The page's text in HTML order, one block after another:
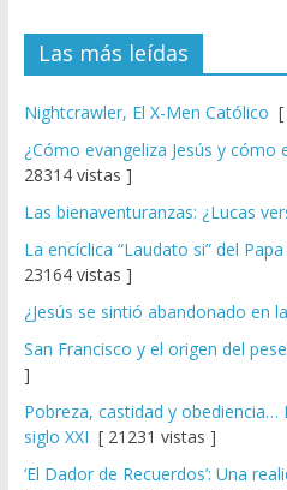
Las más leídas
Nightcrawler, El X-Men Católico [
¿Cómo evangeliza Jesús y cómo
28314 vistas ]
Las bienaventuranzas: ¿Lucas
La encíclica “Laudato si” del
23164 vistas ]
¿Jesús se sintió abandonado en
San Francisco y el origen del
]
Pobreza, castidad y
siglo XXI [ 21231 vistas ]
‘El Dador de Recuerdos’: Una